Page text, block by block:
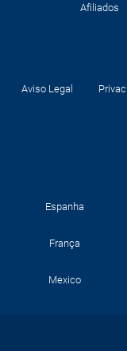
Afiliados
Aviso Legal
Espanha
França
Mexico